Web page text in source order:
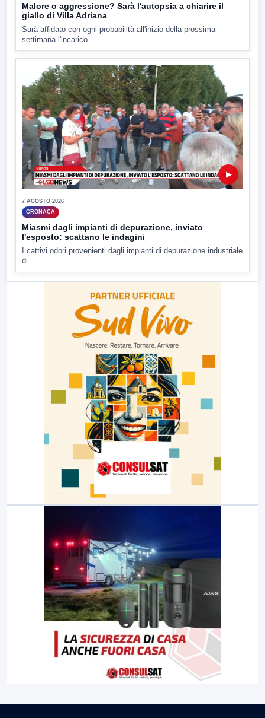
Malore o aggressione? Sarà l'autopsia a chiarire il
giallo di Villa Adriana
Sarà affidato con ogni probabilità all'inizio della prossima
settimana l'incarico...
▶
7 AGOSTO 2026
CRONACA
Miasmi dagli impianti di depurazione, inviato
l'esposto: scattano le indagini
I cattivi odori provenienti dagli impianti di depurazione industriale
di...